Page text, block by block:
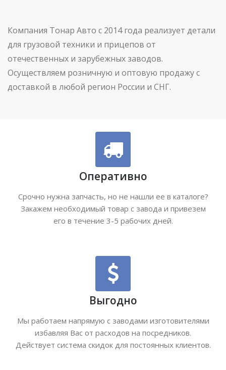
Компания Тонар Авто с 2014 года реализует детали
для грузовой техники и прицепов от
отечественных и зарубежных заводов.
Осуществляем розничную и оптовую продажу с
доставкой в любой регион России и СНГ.
Оперативно
Срочно нужна запчасть, но не нашли ее в каталоге?
Закажем необходимый товар с завода и привезем
его в течение 3-5 рабочих дней.
Выгодно
Мы работаем напрямую с заводами изготовителями
избавляя Вас от расходов на посредников.
Действует система скидок для постоянных клиентов.